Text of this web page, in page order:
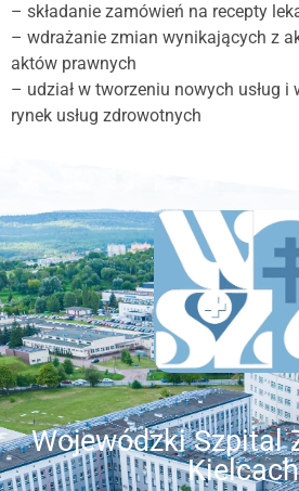
– składanie zamówień na recepty
– wdrażanie zmian wynikających z
aktów prawnych
– udział w tworzeniu nowych usług i
rynek usług zdrowotnych
Wojewódzki Szpital
Kielcach